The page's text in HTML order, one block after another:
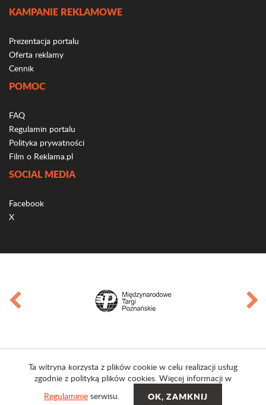
KAMPANIE REKLAMOWE
Prezentacja portalu
Oferta reklamy
Cennik
POMOC
FAQ
Regulamin portalu
Polityka prywatności
Film o Reklama.pl
SOCIAL MEDIA
Facebook
X
Ta witryna korzysta z plików cookie w celu realizacji usług
zgodnie z polityką plików cookies. Więcej informacji w
Regulaminie serwisu.